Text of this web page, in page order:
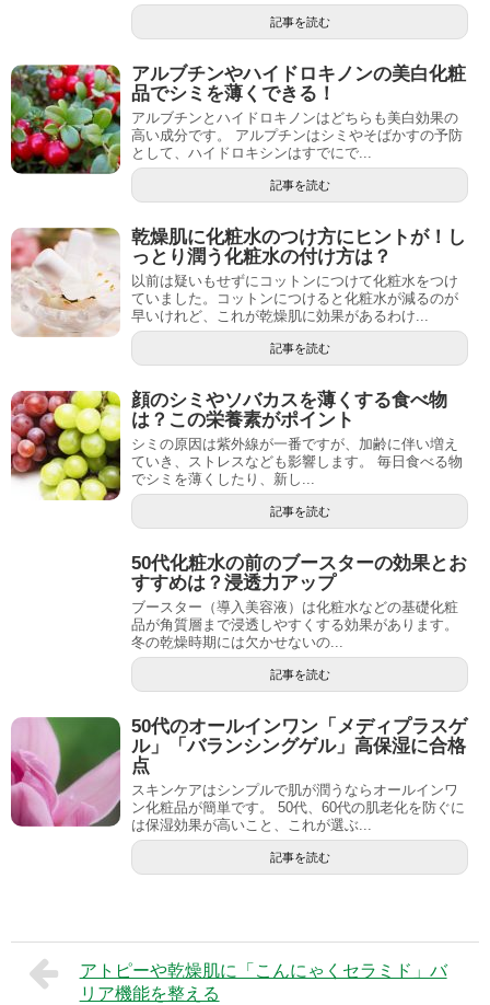
記事を読む
アルブチンやハイドロキノンの美白化粧
品でシミを薄くできる！
アルブチンとハイドロキノンはどちらも美白効果の
高い成分です。 アルプチンはシミやそばかすの予防
として、ハイドロキシンはすでにで...
記事を読む
乾燥肌に化粧水のつけ方にヒントが！し
っとり潤う化粧水の付け方は？
以前は疑いもせずにコットンにつけて化粧水をつけ
ていました。コットンにつけると化粧水が減るのが
早いけれど、これが乾燥肌に効果があるわけ...
記事を読む
顔のシミやソバカスを薄くする食べ物
は？この栄養素がポイント
シミの原因は紫外線が一番ですが、加齢に伴い増え
ていき、ストレスなども影響します。 毎日食べる物
でシミを薄くしたり、新し...
記事を読む
50代化粧水の前のブースターの効果とお
すすめは？浸透力アップ
ブースター（導入美容液）は化粧水などの基礎化粧
品が角質層まで浸透しやすくする効果があります。
冬の乾燥時期には欠かせないの...
記事を読む
50代のオールインワン「メディプラスゲ
ル」「バランシングゲル」高保湿に合格
点
スキンケアはシンプルで肌が潤うならオールインワ
ン化粧品が簡単です。 50代、60代の肌老化を防ぐに
は保湿効果が高いこと、これが選ぶ...
記事を読む
アトピーや乾燥肌に「こんにゃくセラミド」バ
リア機能を整える